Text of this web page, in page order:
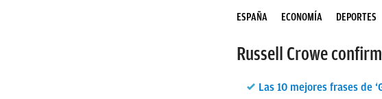
ESPAÑA ECONOMÍA DEPORTES
Russell Crowe
Las 10 mejores frases de